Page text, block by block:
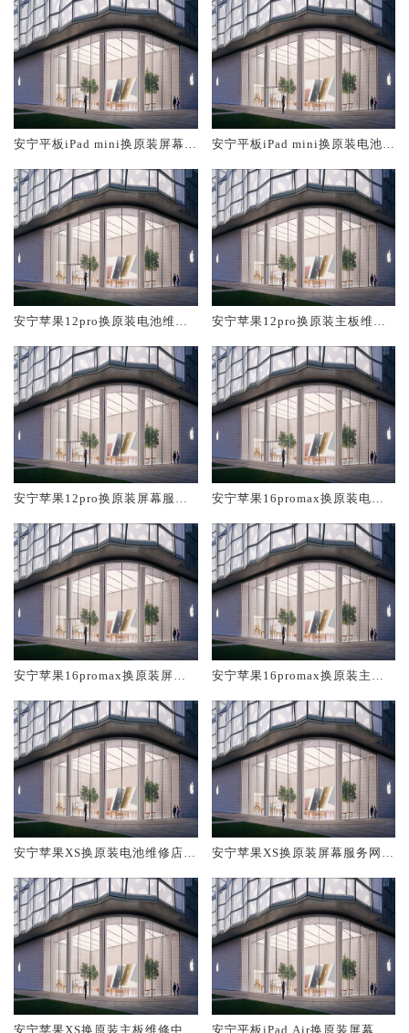
安宁平板iPad mini换原装屏幕服
安宁平板iPad mini换原装电池维
安宁苹果12pro换原装电池维修
安宁苹果12pro换原装主板维修
安宁苹果12pro换原装屏幕服务
安宁苹果16promax换原装电池
安宁苹果16promax换原装屏幕
安宁苹果16promax换原装主板
安宁苹果XS换原装电池维修店大
安宁苹果XS换原装屏幕服务网点
安宁苹果XS换原装主板维修中心
安宁平板iPad Air换原装屏幕服